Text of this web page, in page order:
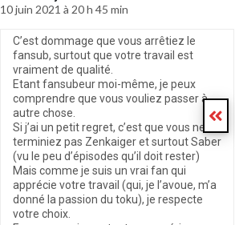
10 juin 2021 à 20 h 45 min
C’est dommage que vous arrêtiez le
fansub, surtout que votre travail est
vraiment de qualité.
Etant fansubeur moi-même, je peux
comprendre que vous vouliez passer à
autre chose.
Si j’ai un petit regret, c’est que vous ne
terminiez pas Zenkaiger et surtout Saber
(vu le peu d’épisodes qu’il doit rester)
Mais comme je suis un vrai fan qui
apprécie votre travail (qui, je l’avoue, m’a
donné la passion du toku), je respecte
votre choix.